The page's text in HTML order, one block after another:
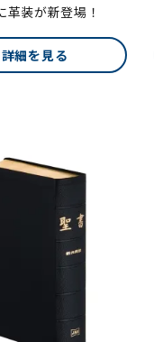
革装が新登場！
詳細を見る